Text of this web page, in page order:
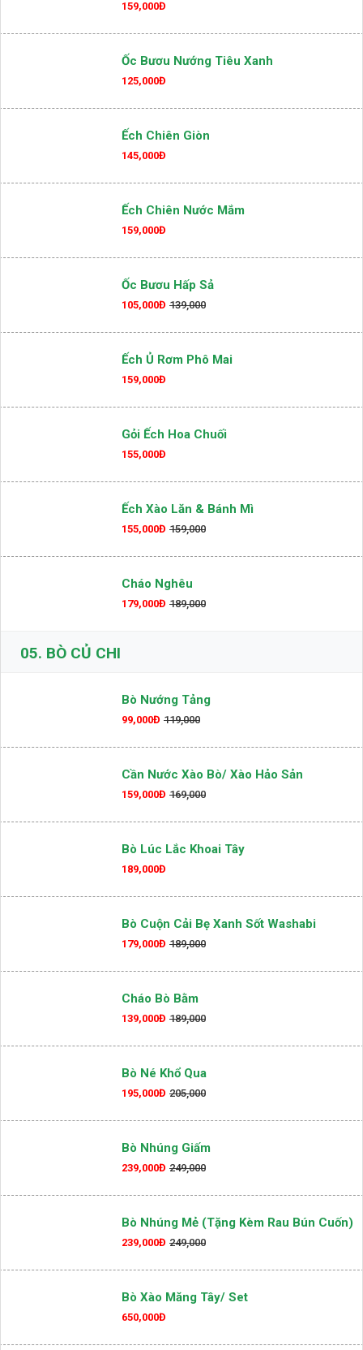
159,000Đ
Ốc Bươu Nướng Tiêu Xanh
125,000Đ
Ếch Chiên Giòn
145,000Đ
Ếch Chiên Nước Mắm
159,000Đ
Ốc Bươu Hấp Sả
105,000Đ 139,000
Ếch Ủ Rơm Phô Mai
159,000Đ
Gỏi Ếch Hoa Chuối
155,000Đ
Ếch Xào Lăn & Bánh Mì
155,000Đ 159,000
Cháo Nghêu
179,000Đ 189,000
05. BÒ CỦ CHI
Bò Nướng Tảng
99,000Đ 119,000
Cần Nước Xào Bò/ Xào Hảo Sản
159,000Đ 169,000
Bò Lúc Lắc Khoai Tây
189,000Đ
Bò Cuộn Cải Bẹ Xanh Sốt Washabi
179,000Đ 189,000
Cháo Bò Bằm
139,000Đ 189,000
Bò Né Khổ Qua
195,000Đ 205,000
Bò Nhúng Giấm
239,000Đ 249,000
Bò Nhúng Mẻ (Tặng Kèm Rau Bún Cuốn)
239,000Đ 249,000
Bò Xào Măng Tây/ Set
650,000Đ